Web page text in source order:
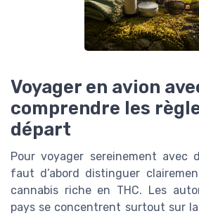
Voyager en avion
comprendre les
départ
Pour voyager sereinement avec
faut d’abord distinguer
cannabis riche en THC. Les
pays se concentrent surtout sur